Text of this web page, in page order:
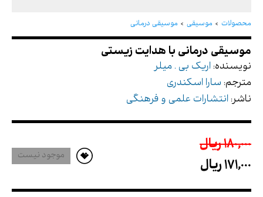
محصولات موسیقی موسیقی درمانی
نویسنده: اریک بی . میلر
مترجم: سارا اسکندری
ناشر: انتشارات علمی و فرهنگی
180,000 ريال
171,000 ريال
موجود نیست